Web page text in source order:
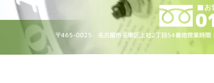
〒465-0025 名古屋市名東区上社2丁目54番地営業時間